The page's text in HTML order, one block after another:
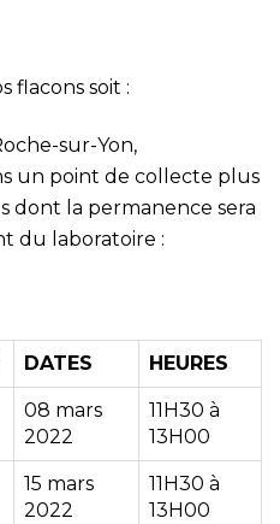
flacons soit :
sur-Yon,
un point de collecte plus
dont la permanence sera
du laboratoire :
DATES HEURES
08 mars
2022
11H30 à
13H00
15 mars
2022
11H30 à
13H00